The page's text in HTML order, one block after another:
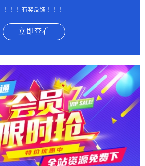
！！！有奖反馈 ！！！
立即查看